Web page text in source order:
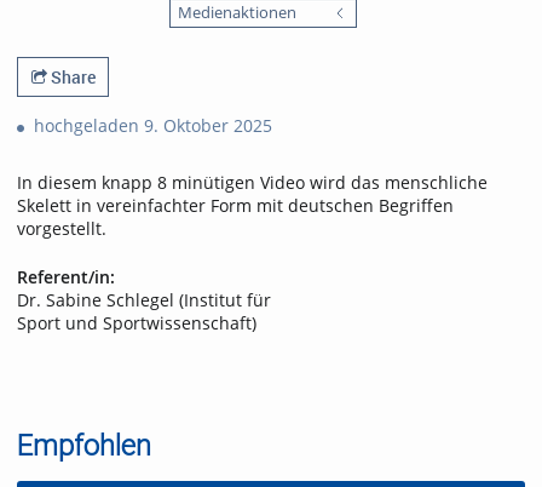
Medienaktionen
Share
hochgeladen 9. Oktober 2025
In diesem knapp 8 minütigen Video wird das menschliche
Skelett in vereinfachter Form mit deutschen Begriffen
vorgestellt.
Referent/in:
Dr. Sabine Schlegel (Institut für
Sport und Sportwissenschaft)
Empfohlen